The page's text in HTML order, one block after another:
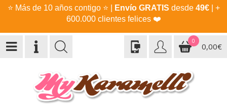
⭐ Más de 10 años contigo ⭐ Envío GRATIS desde 49€| +
600.000 clientes felices ❤️
0
0,00€